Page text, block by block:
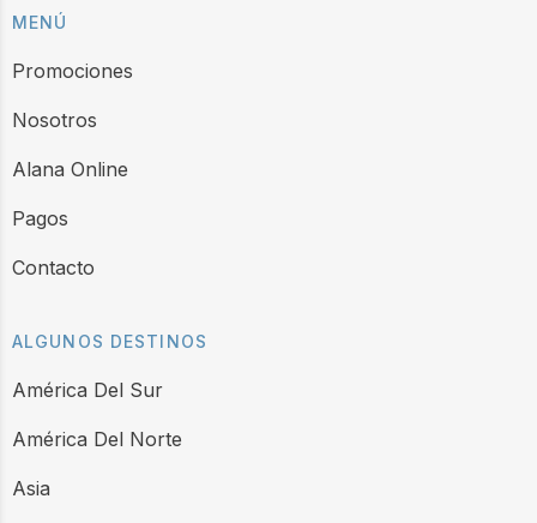
MENÚ
Promociones
Nosotros
Alana Online
Pagos
Contacto
ALGUNOS DESTINOS
América Del Sur
América Del Norte
Asia